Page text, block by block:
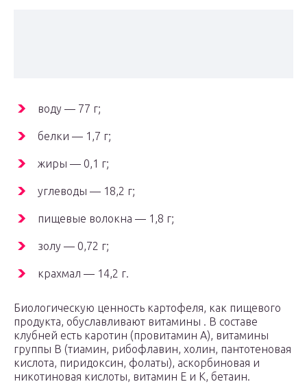
воду — 77 г;
белки — 1,7 г;
жиры — 0,1 г;
углеводы — 18,2 г;
пищевые волокна — 1,8 г;
золу — 0,72 г;
крахмал — 14,2 г.
Биологическую ценность картофеля, как пищевого
продукта, обуславливают витамины . В составе
клубней есть каротин (провитамин А), витамины
группы В (тиамин, рибофлавин, холин, пантотеновая
кислота, пиридоксин, фолаты), аскорбиновая и
никотиновая кислоты, витамин Е и К, бетаин.